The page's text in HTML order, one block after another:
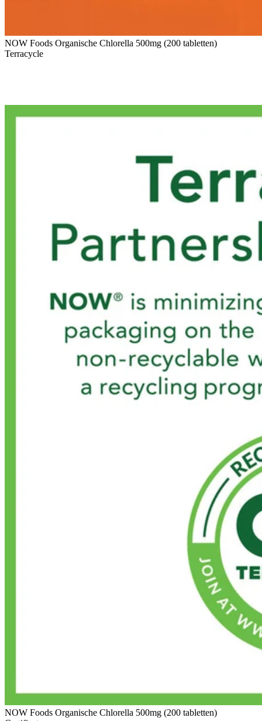
NOW Foods Organische Chlorella 500mg (200 tabletten)
Terracycle
NOW Foods Organische Chlorella 500mg (200 tabletten)